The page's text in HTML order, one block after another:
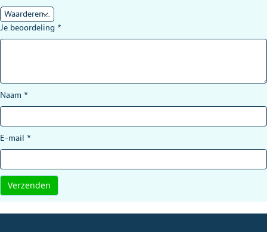
Je beoordeling *
Naam *
E-mail *